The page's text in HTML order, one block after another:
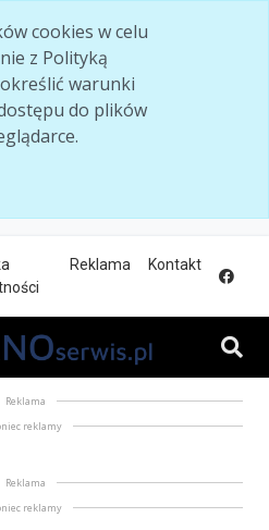
cookies w celu
z Polityką
warunki
do plików
Reklama Kontakt
Reklama
reklamy
Reklama
reklamy